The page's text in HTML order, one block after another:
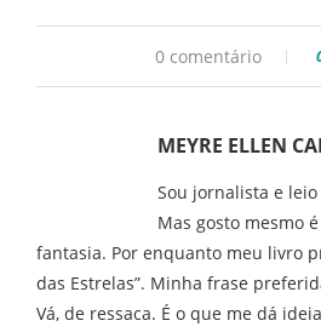
0 comentário
MEYRE ELLEN
Sou jornalista e
Mas gosto mesmo
fantasia. Por enquanto meu livro
das Estrelas”. Minha frase
Vá, de ressaca. É o que me dá